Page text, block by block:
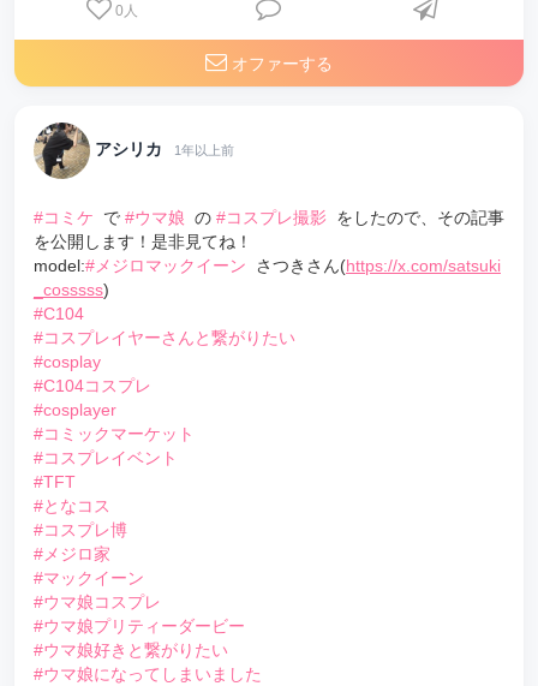
0 人
オファーする
アシリカ 1年以上前
#コミケ で #ウマ娘 の #コスプレ撮影 をしたので、その記事
を公開します！是非見てね！
model:#メジロマックイーン さつきさん(https://x.com/satsuki
_cosssss)
#C104
#コスプレイヤーさんと繋がりたい
#cosplay
#C104コスプレ
#cosplayer
#コミックマーケット
#コスプレイベント
#TFT
#となコス
#コスプレ博
#メジロ家
#マックイーン
#ウマ娘コスプレ
#ウマ娘プリティーダービー
#ウマ娘好きと繋がりたい
#ウマ娘になってしまいました